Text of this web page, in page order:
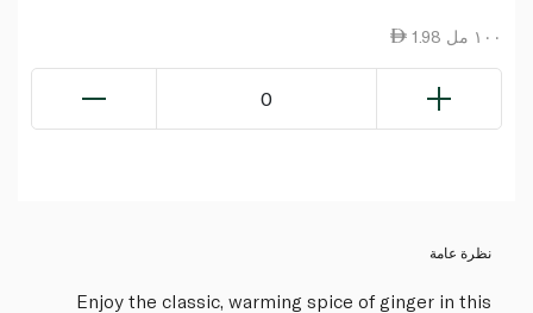
1.98 ١٠٠ مل
0
نظرة عامة
Enjoy the classic, warming spice of ginger in this